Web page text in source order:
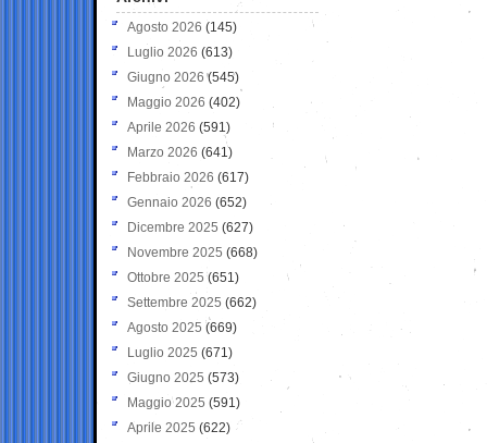
Agosto 2026 (145)
Luglio 2026 (613)
Giugno 2026 (545)
Maggio 2026 (402)
Aprile 2026 (591)
Marzo 2026 (641)
Febbraio 2026 (617)
Gennaio 2026 (652)
Dicembre 2025 (627)
Novembre 2025 (668)
Ottobre 2025 (651)
Settembre 2025 (662)
Agosto 2025 (669)
Luglio 2025 (671)
Giugno 2025 (573)
Maggio 2025 (591)
Aprile 2025 (622)